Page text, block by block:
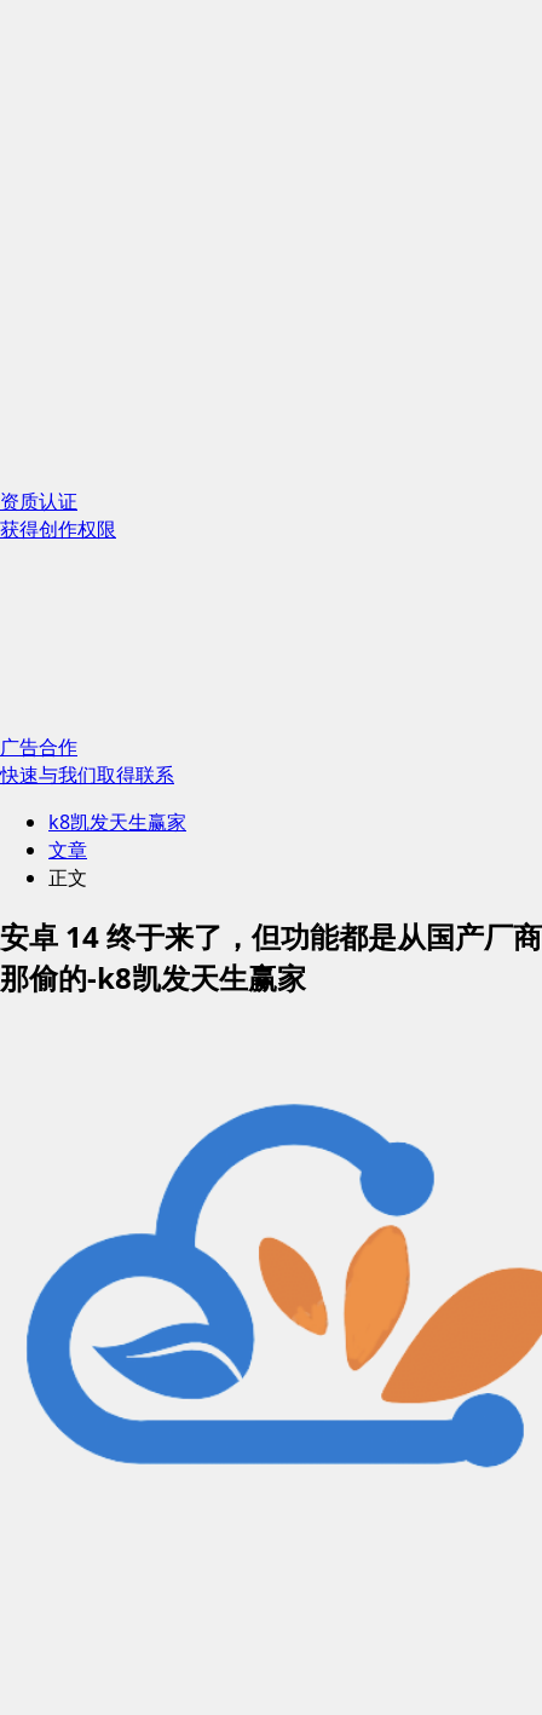
资质认证
获得创作权限
广告合作
快速与我们取得联系
k8凯发天生赢家
文章
正文
安卓 14 终于来了，但功能都是从国产厂商
那偷的-k8凯发天生赢家